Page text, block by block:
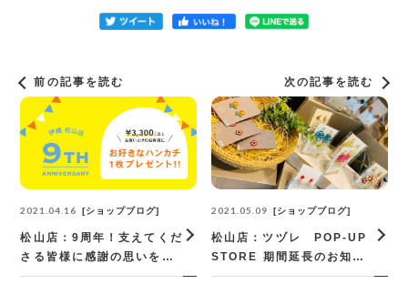
前の記事を読む
2021.04.16 ショップブログ
松山店：9周年！支えてくだ
さる皆様に感謝の思いを込
めたキャンペーン
次の記事を読む
2021.05.09 ショップブログ
松山店：ツヅレ POP-UP
STORE 期間延長のお知ら
せ